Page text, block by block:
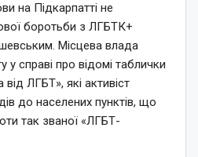
на Підкарпатті не
боротьби з ЛГБТК+
Місцева влада
у справі про відомі таблички
ЛГБТ», які активіст
до населених пунктів, що
так званої «ЛГБТ-